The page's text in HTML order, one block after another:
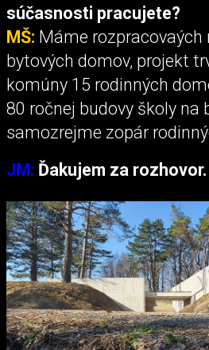
súčasnosti pracujete?
MŠ: Máme
bytových domov, projekt
komúny 15 rodinných
80 ročnej budovy školy na
samozrejme zopár
JM: Ďakujem za rozhovor.